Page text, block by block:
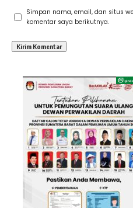
Simpan nama, email, dan situs
komentar saya berikutnya.